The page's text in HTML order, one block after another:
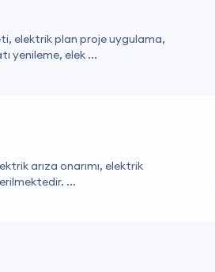
elektrik plan proje uygulama,
yenileme, elek ...
arıza onarımı, elektrik
...